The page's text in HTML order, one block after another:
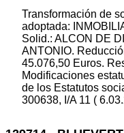
Transformación de
adoptada:
Solid.: ALCON DE
ANTONIO.
45.076,50 Euros.
Modificaciones
de los Estatutos
300638, I/A 11 (